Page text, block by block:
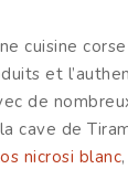
cuisine
et
de
cave de
nicrosi blanc,